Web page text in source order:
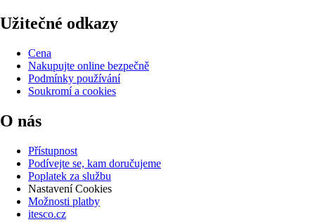
Užitečné odkazy
Cena
Nakupujte online bezpečně
Podmínky používání
Soukromí a cookies
O nás
Přístupnost
Podívejte se, kam doručujeme
Poplatek za službu
Nastavení Cookies
Možnosti platby
itesco.cz